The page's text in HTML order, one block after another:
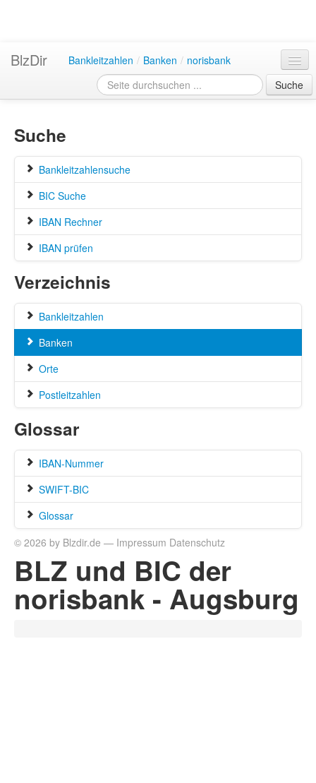
BlzDir Bankleitzahlen / Banken / norisbank
Suche
Suche
Bankleitzahlensuche
BIC Suche
IBAN Rechner
IBAN prüfen
Verzeichnis
Bankleitzahlen
Banken
Orte
Postleitzahlen
Glossar
IBAN-Nummer
SWIFT-BIC
Glossar
© 2026 by Blzdir.de — Impressum Datenschutz
BLZ und BIC der
norisbank - Augsburg